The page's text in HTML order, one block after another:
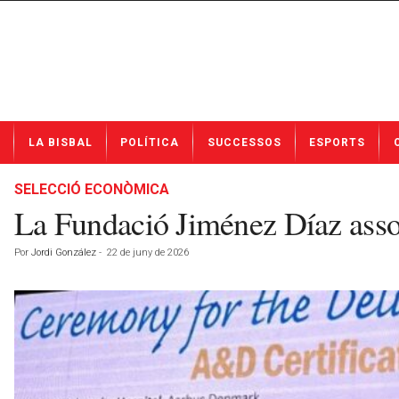
t
LA BISBAL POLÍTICA SUCCESSOS ESPORTS
SELECCIÓ ECONÒMICA
La Fundació Jiménez Díaz
Por Jordi González - 22 de juny de 2026